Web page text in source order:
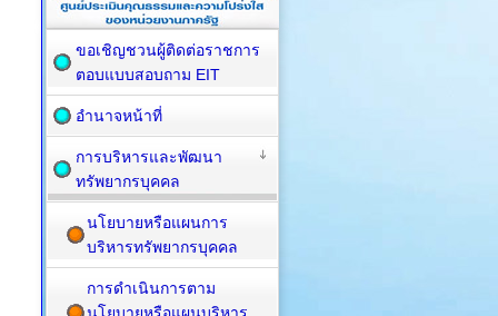
ขอเชิญชวนผู้ติดต่อราชการ
ตอบแบบสอบถาม EIT
อำนาจหน้าที่
การบริหารและพัฒนา
ทรัพยากรบุคคล
นโยบายหรือแผนการ
บริหารทรัพยากรบุคคล
การดำเนินการตาม